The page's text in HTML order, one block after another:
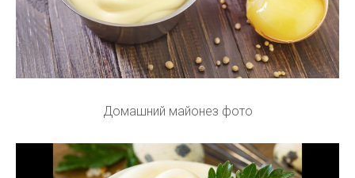
Домашний майонез фото